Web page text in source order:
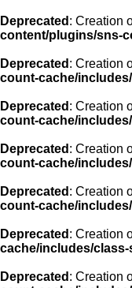
Deprecated : Creation
content/plugins/sns-
Deprecated : Creation
count-cache/
Deprecated : Creation
count-cache/
Deprecated : Creation
count-cache/
Deprecated : Creation
count-cache/
Deprecated : Creation
cache/includes/
Deprecated : Creation